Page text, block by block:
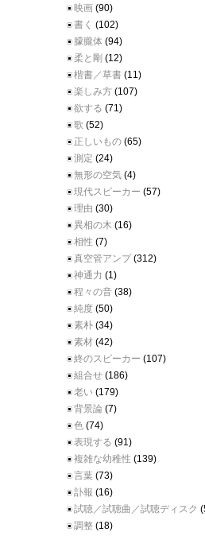
映画 (90)
書く (102)
朦朧体 (94)
柔と剛 (12)
楷書／草書 (11)
楽しみ方 (107)
欲する (71)
歌 (52)
正しいもの (65)
測定 (24)
無形の空気 (4)
現代スピーカー (57)
理由 (30)
異相の木 (16)
相性 (7)
真空管アンプ (312)
神通力 (1)
程々の音 (38)
純度 (50)
素朴 (34)
素材 (42)
終のスピーカー (107)
組合せ (186)
老い (179)
背景論 (7)
色 (74)
表現する (91)
複雑な幼稚性 (139)
言葉 (73)
訃報 (16)
試聴／試聴曲／試聴ディスク
調整 (18)